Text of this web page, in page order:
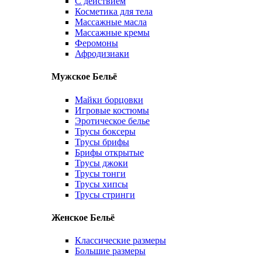
Косметика для тела
Массажные масла
Массажные кремы
Феромоны
Афродизиаки
Мужское Бельё
Майки борцовки
Игровые костюмы
Эротическое белье
Трусы боксеры
Трусы брифы
Брифы открытые
Трусы джоки
Трусы тонги
Трусы хипсы
Трусы стринги
Женское Бельё
Классические размеры
Большие размеры